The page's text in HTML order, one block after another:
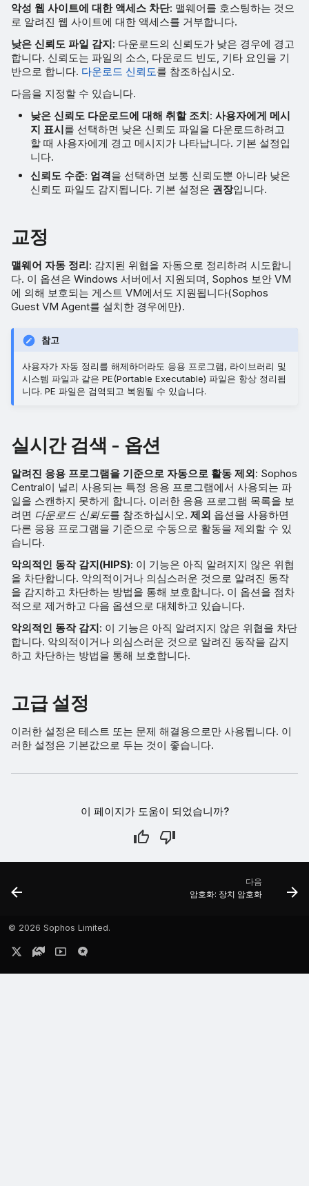
악성 웹 사이트에 대한 액세스 차단: 맬웨어를 호스팅하는 것으
로 알려진 웹 사이트에 대한 액세스를 거부합니다.
낮은 신뢰도 파일 감지: 다운로드의 신뢰도가 낮은 경우에 경고
합니다. 신뢰도는 파일의 소스, 다운로드 빈도, 기타 요인을 기
반으로 합니다. 다운로드 신뢰도를 참조하십시오.
다음을 지정할 수 있습니다.
낮은 신뢰도 다운로드에 대해 취할 조치:사용자에게 메시
지 표시를 선택하면 낮은 신뢰도 파일을 다운로드하려고
할 때 사용자에게 경고 메시지가 나타납니다. 기본 설정입
니다.
신뢰도 수준: 엄격을 선택하면 보통 신뢰도뿐 아니라 낮은
신뢰도 파일도 감지됩니다. 기본 설정은 권장입니다.
교정
맬웨어 자동 정리: 감지된 위협을 자동으로 정리하려 시도합니
다. 이 옵션은 Windows 서버에서 지원되며, Sophos 보안 VM
에 의해 보호되는 게스트 VM에서도 지원됩니다(Sophos
Guest VM Agent를 설치한 경우에만).
참고
사용자가 자동 정리를 해제하더라도 응용 프로그램, 라이브러리 및
시스템 파일과 같은 PE(Portable Executable) 파일은 항상 정리됩
니다. PE 파일은 검역되고 복원될 수 있습니다.
실시간 검색 - 옵션
알려진 응용 프로그램을 기준으로 자동으로 활동 제외: Sophos
Central이 널리 사용되는 특정 응용 프로그램에서 사용되는 파
일을 스캔하지 못하게 합니다. 이러한 응용 프로그램 목록을 보
려면 다운로드 신뢰도를 참조하십시오. 제외 옵션을 사용하면
다른 응용 프로그램을 기준으로 수동으로 활동을 제외할 수 있
습니다.
악의적인 동작 감지(HIPS): 이 기능은 아직 알려지지 않은 위협
을 차단합니다. 악의적이거나 의심스러운 것으로 알려진 동작
을 감지하고 차단하는 방법을 통해 보호합니다. 이 옵션을 점차
적으로 제거하고 다음 옵션으로 대체하고 있습니다.
악의적인 동작 감지: 이 기능은 아직 알려지지 않은 위협을 차단
합니다. 악의적이거나 의심스러운 것으로 알려진 동작을 감지
하고 차단하는 방법을 통해 보호합니다.
고급 설정
이러한 설정은 테스트 또는 문제 해결용으로만 사용됩니다. 이
러한 설정은 기본값으로 두는 것이 좋습니다.
이 페이지가 도움이 되었습니까?
다음
암호화: 장치 암호화
© 2026 Sophos Limited.